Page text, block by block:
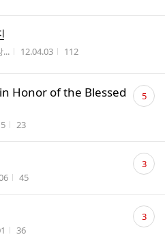
... 작성시간
12.04.03 조회수
112
Honor of the Blessed
조회수
23
댓
글 5
조회수
45
댓
글 3
조회수
36
댓
글 3